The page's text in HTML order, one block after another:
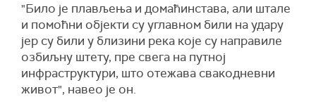
"Било је плављења и домаћинстава, али штале
и помоћни објекти су углавном били на удару
јер су били у близини река које су направиле
озбиљну штету, пре свега на путној
инфраструктури, што отежава свакодневни
живот", навео је он.